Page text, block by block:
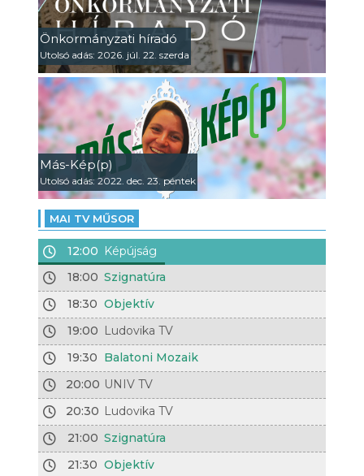
Önkormányzati híradó
Utolsó adás: 2026. júl. 22. szerda
Más-Kép(p)
Utolsó adás: 2022. dec. 23. péntek
MAI TV MŰSOR
12:00 Képújság
18:00 Szignatúra
18:30 Objektív
19:00 Ludovika TV
19:30 Balatoni Mozaik
20:00 UNIV TV
20:30 Ludovika TV
21:00 Szignatúra
21:30 Objektív